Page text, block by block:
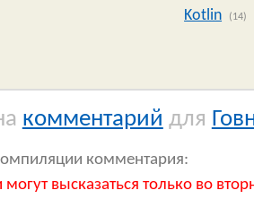
Kotlin (14)
комментарий для
комментария:
могут высказаться только во